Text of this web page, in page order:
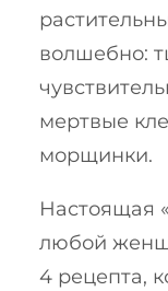
волшебно:
мертвые
морщинки.
Настоящая
любой
4 рецепта,